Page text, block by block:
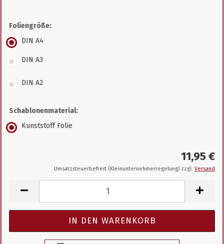
Foliengröße:
DIN A4
DIN A3
DIN A2
Schablonenmaterial:
Kunststoff Folie
11,95 €
Umsatzsteuerbefreit (Kleinunternehmerregelung) zzgl. Versand